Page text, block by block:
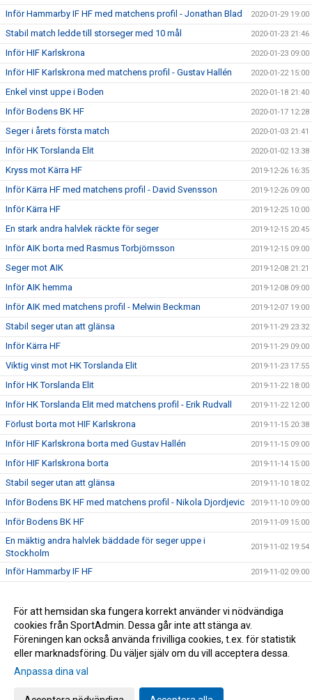
Inför Hammarby IF HF med matchens profil - Jonathan Blad 2020-01-29 19:00
Stabil match ledde till storseger med 10 mål 2020-01-23 21:46
Inför HIF Karlskrona 2020-01-23 09:00
Inför HIF Karlskrona med matchens profil - Gustav Hallén 2020-01-22 15:00
Enkel vinst uppe i Boden 2020-01-18 21:40
Inför Bodens BK HF 2020-01-17 12:28
Seger i årets första match 2020-01-03 21:41
Inför HK Torslanda Elit 2020-01-02 13:38
Kryss mot Kärra HF 2019-12-26 16:35
Inför Kärra HF med matchens profil - David Svensson 2019-12-26 09:00
Inför Kärra HF 2019-12-25 10:00
En stark andra halvlek räckte för seger 2019-12-15 20:45
Inför AIK borta med Rasmus Torbjörnsson 2019-12-15 09:00
Seger mot AIK 2019-12-08 21:21
Inför AIK hemma 2019-12-08 09:00
Inför AIK med matchens profil - Melwin Beckman 2019-12-07 19:00
Stabil seger utan att glänsa 2019-11-29 23:32
Inför Kärra HF 2019-11-29 09:00
Viktig vinst mot HK Torslanda Elit 2019-11-23 17:55
Inför HK Torslanda Elit 2019-11-22 18:00
Inför HK Torslanda Elit med matchens profil - Erik Rudvall 2019-11-22 12:00
Förlust borta mot HIF Karlskrona 2019-11-15 20:38
Inför HIF Karlskrona borta med Gustav Hallén 2019-11-15 09:00
Inför HIF Karlskrona borta 2019-11-14 15:00
Stabil seger utan att glänsa 2019-11-10 18:02
Inför Bodens BK HF med matchens profil - Nikola Djordjevic 2019-11-10 09:00
Inför Bodens BK HF 2019-11-09 15:00
En mäktig andra halvlek bäddade för seger uppe i
Stockholm
2019-11-02 19:54
Inför Hammarby IF HF 2019-11-02 09:00
Inför Rimbo HK med matchens profil - Daniel Bergqvist 2019-10-17 11:40
Kryss mot Skånela 2019-10-16 14:37
Gå till Webbversion
För att hemsidan ska fungera korrekt använder vi nödvändiga
cookies från SportAdmin. Dessa går inte att stänga av.
Föreningen kan också använda frivilliga cookies, t.ex. för statistik
eller marknadsföring. Du väljer själv om du vill acceptera dessa.
Anpassa dina val